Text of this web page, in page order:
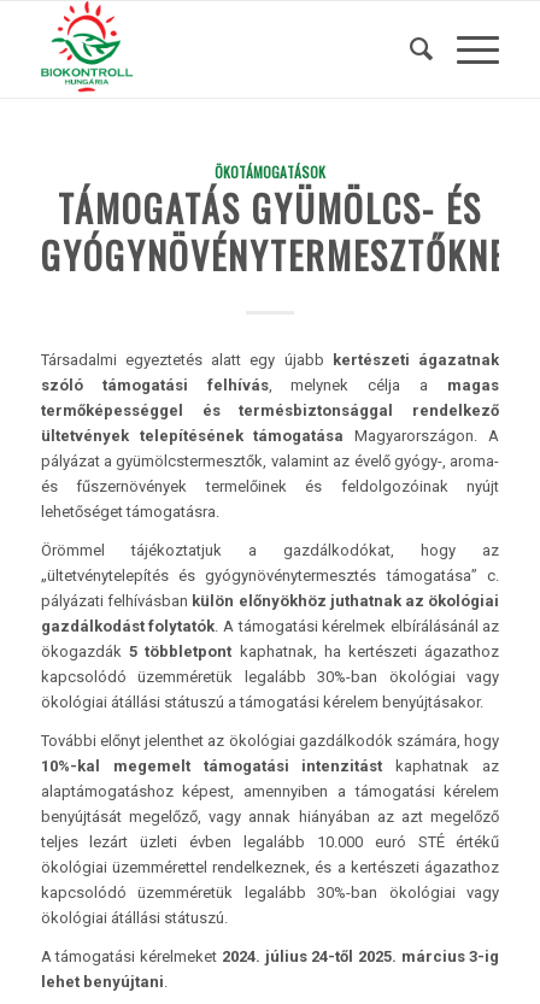
ÖKOTÁMOGATÁSOK
TÁMOGATÁS GYÜMÖLCS- ÉS
GYÓGYNÖVÉNYTERMESZTŐKNEK!
Társadalmi egyeztetés alatt egy újabb
kertészeti ágazatnak
szóló támogatási felhívás, melynek célja a magas
termőképességgel és termésbiztonsággal rendelkező
ültetvények telepítésének támogatása Magyarországon. A
pályázat a gyümölcstermesztők, valamint az évelő gyógy-, aroma-
és fűszernövények termelőinek és feldolgozóinak nyújt
lehetőséget támogatásra.
Örömmel tájékoztatjuk a gazdálkodókat, hogy az
„ültetvénytelepítés és gyógynövénytermesztés támogatása” c.
pályázati felhívásban külön előnyökhöz juthatnak az ökológiai
gazdálkodást folytatók. A támogatási kérelmek elbírálásánál az
ökogazdák 5 többletpont kaphatnak, ha kertészeti ágazathoz
kapcsolódó üzemméretük legalább 30%-ban ökológiai vagy
ökológiai átállási státuszú a támogatási kérelem benyújtásakor.
További előnyt jelenthet az ökológiai gazdálkodók számára, hogy
10%-kal megemelt támogatási intenzitást
kaphatnak az
alaptámogatáshoz képest, amennyiben a támogatási kérelem
benyújtását megelőző, vagy annak hiányában az azt megelőző
teljes lezárt üzleti évben legalább 10.000 euró STÉ értékű
ökológiai üzemmérettel rendelkeznek, és a kertészeti ágazathoz
kapcsolódó üzemméretük legalább 30%-ban ökológiai vagy
ökológiai átállási státuszú.
A támogatási kérelmeket 2024. július 24-től 2025. március 3-ig
lehet benyújtani.